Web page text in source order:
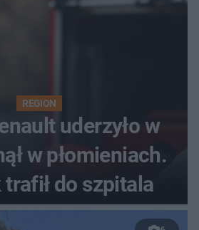
REGION
uderzyło w
w płomieniach.
do szpitala